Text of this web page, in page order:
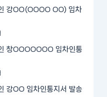
강OO(OOOO OO) 임차
창OOOOOOO 임차인통
강OO 임차인통지서 발송